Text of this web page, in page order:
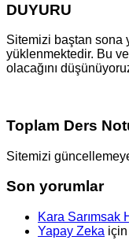
DUYURU
Sitemizi baştan sona
yüklenmektedir. Bu
olacağını
Toplam Ders
Sitemizi
Son yorumlar
Kara Sarımsak
Yapay Zeka için